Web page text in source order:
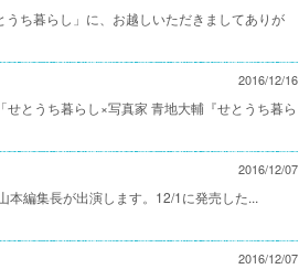
ち暮らし」に、お越しいただきましてありが
2016/12/16
とうち暮らし×写真家 青地大輔『せとうち暮ら
2016/12/07
編集長が出演します。12/1に発売した...
2016/12/07